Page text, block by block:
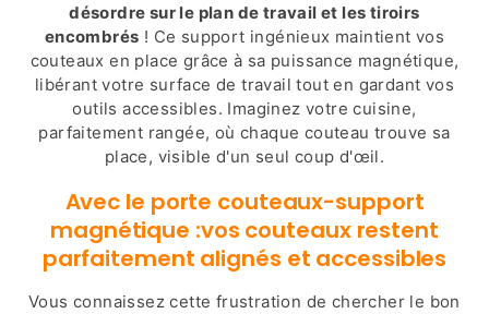
désordre sur le plan de travail et les tiroirs
encombrés ! Ce support ingénieux maintient vos
couteaux en place grâce à sa puissance magnétique,
libérant votre surface de travail tout en gardant vos
outils accessibles. Imaginez votre cuisine,
parfaitement rangée, où chaque couteau trouve sa
place, visible d'un seul coup d'œil.
Avec le porte couteaux-support
magnétique :vos couteaux restent
parfaitement alignés et accessibles
Vous connaissez cette frustration de chercher le bon